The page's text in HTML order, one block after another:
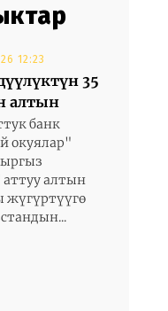
12:23
35
алтын
банк
окуялар"
алтын
жүгүртүүгө